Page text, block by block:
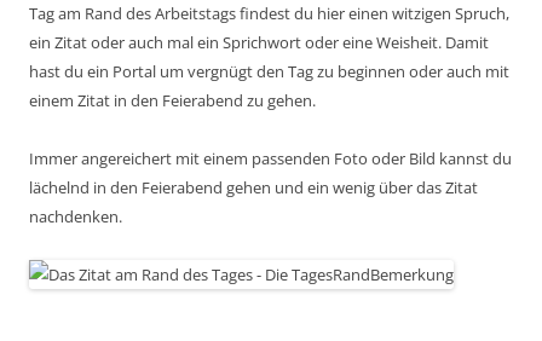
Tag am Rand des Arbeitstags findest du hier einen witzigen Spruch,
ein Zitat oder auch mal ein Sprichwort oder eine Weisheit. Damit
hast du ein Portal um vergnügt den Tag zu beginnen oder auch mit
einem Zitat in den Feierabend zu gehen.
Immer angereichert mit einem passenden Foto oder Bild kannst du
lächelnd in den Feierabend gehen und ein wenig über das Zitat
nachdenken.